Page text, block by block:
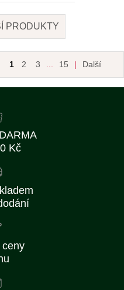
PRODUKTY
1 2 3 15 | Další
Kč
ceny